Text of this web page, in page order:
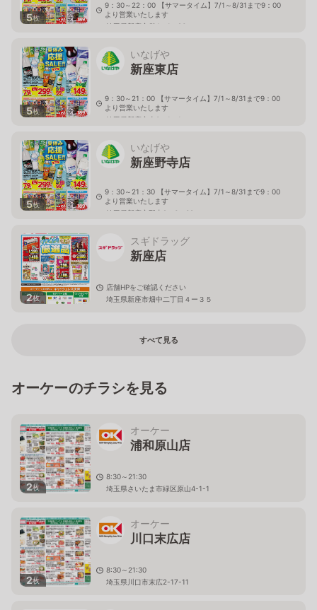
5枚
9：30～22：00 【サマータイム】7/1～8/31まで9：00
より営業いたします
埼玉県新座市栄4－1－26
5枚
いなげや
新座東店
9：30～21：00 【サマータイム】7/1～8/31まで9：00
より営業いたします
埼玉県新座市東3－1－1
5枚
いなげや
新座野寺店
9：30～21：30 【サマータイム】7/1～8/31まで9：00
より営業いたします
埼玉県新座市野寺2－6－38
2枚
スギドラッグ
新座店
店舗HPをご確認ください
埼玉県新座市畑中二丁目４ー３５
すべて見る
オーケーのチラシを見る
2枚
オーケー
浦和原山店
8:30～21:30
埼玉県さいたま市緑区原山4-1-1
2枚
オーケー
川口末広店
8:30～21:30
埼玉県川口市末広2-17-11